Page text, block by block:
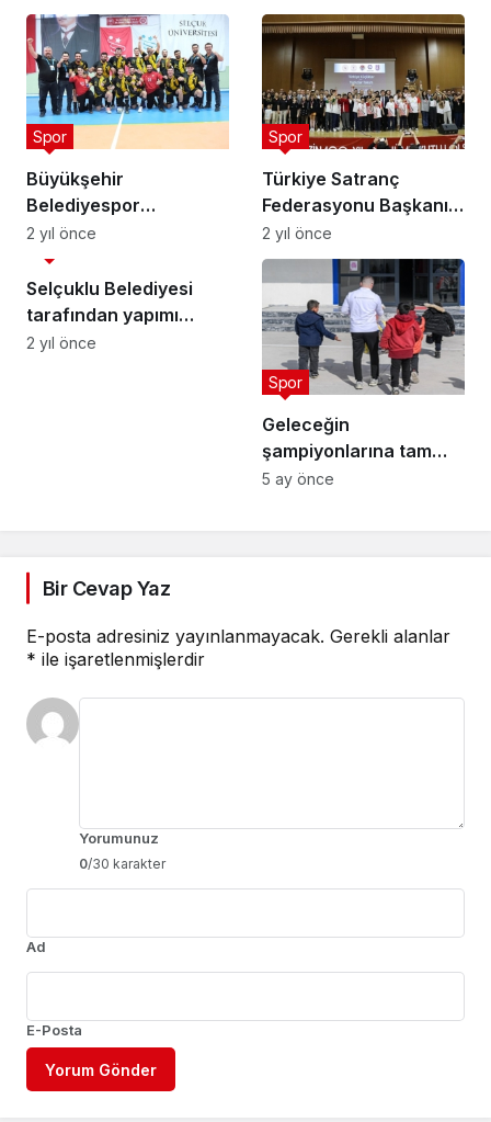
Yine Pembe Top Vardı
Büyükşehir
Belediyespor
Hentbolda Play-off’ta
Mücadele Edecek
Spor
2 yıl önce
Türkiye Satranç
Federasyonu Başkanı
Gülkız Tulay:
Şampiyonlarımızdan
Avrupa’da da büyük
başarı bekliyoruz
Spor
2 yıl önce
Selçuklu Belediyesi
tarafından yapımı
devam eden
Spor
2 yıl önce
Geleceğin
şampiyonlarına tam
destek
Spor
5 ay önce
Bir Cevap Yaz
E-posta adresiniz yayınlanmayacak. Gerekli alanlar
* ile işaretlenmişlerdir
Yorumunuz
0/30 karakter
Ad
E-Posta
Yorum Gönder